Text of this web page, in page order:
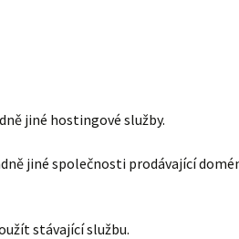
jiné hostingové služby.
jiné společnosti prodávající
stávající službu.